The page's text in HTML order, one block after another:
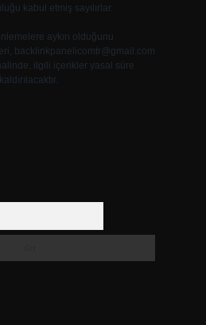
kabul etmiş sayılırlar.
aykırı olduğunu
backlinkpanelicomtr@gmail.com
ilgili içerikler yasal süre